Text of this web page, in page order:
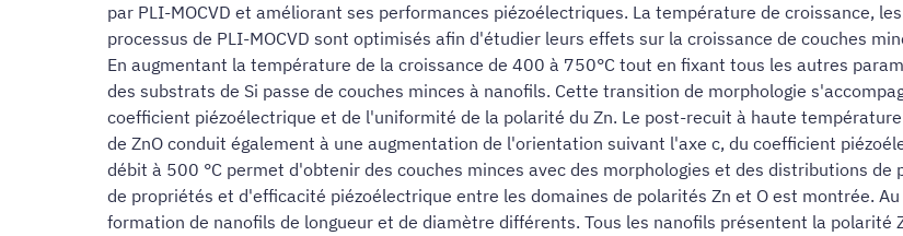
par PLI-MOCVD et améliorant ses performances piézoélectriques. La température de croissance,
processus de PLI-MOCVD sont optimisés afin d'étudier leurs effets sur la croissance de couches
En augmentant la température de la croissance de 400 à 750°C tout en fixant tous les autres
des substrats de Si passe de couches minces à nanofils. Cette transition de morphologie
coefficient piézoélectrique et de l'uniformité de la polarité du Zn. Le post-recuit à haute
de ZnO conduit également à une augmentation de l'orientation suivant l'axe c, du coefficient
débit à 500 °C permet d'obtenir des couches minces avec des morphologies et des distributions
de propriétés et d'efficacité piézoélectrique entre les domaines de polarités Zn et O est montrée.
formation de nanofils de longueur et de diamètre différents. Tous les nanofils présentent la